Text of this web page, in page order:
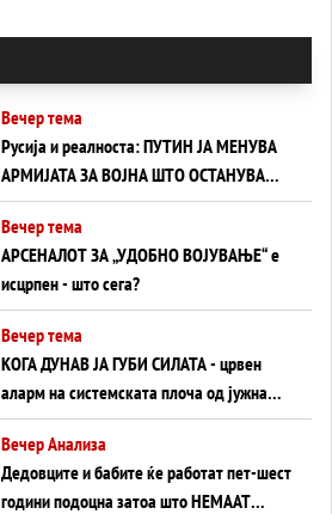
Вечер тема
Русија и реалноста: ПУТИН ЈА МЕНУВА
АРМИЈАТА ЗА ВОЈНА ШТО ОСТАНУВА
БЕЗ ФРОНТ
Вечер тема
АРСЕНАЛОТ ЗА „УДОБНО ВОЈУВАЊЕ“ е
исцрпен - што сега?
Вечер тема
КОГА ДУНАВ ЈА ГУБИ СИЛАТА - црвен
аларм на системската плоча од јужна
Германија до Црното Море...
Вечер Анализа
Дедовците и бабите ќе работат пет-шест
години подоцна затоа што НЕМААТ